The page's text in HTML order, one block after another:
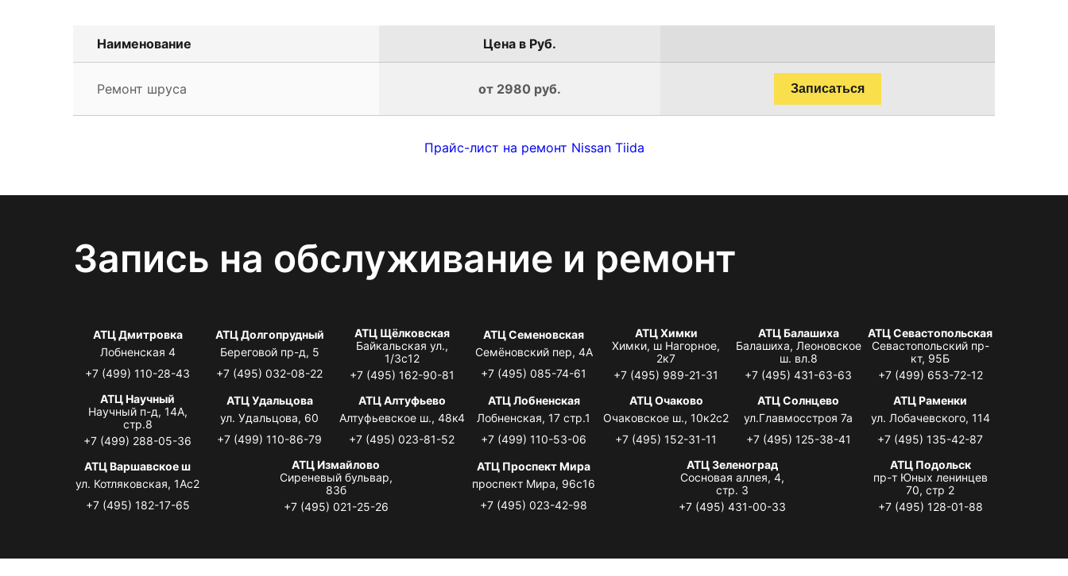
Наименование Цена в Руб.
Ремонт шруса от 2980 руб. Записаться
Прайс-лист на ремонт Nissan Tiida
Запись на обслуживание и ремонт
АТЦ Дмитровка
Лобненская 4
+7 (499) 110-28-43
АТЦ Долгопрудный
Береговой пр-д, 5
+7 (495) 032-08-22
АТЦ Щёлковская
Байкальская ул.,
1/3с12
+7 (495) 162-90-81
АТЦ Семеновская
Семёновский пер, 4А
+7 (495) 085-74-61
АТЦ Химки
Химки, ш Нагорное,
2к7
+7 (495) 989-21-31
АТЦ Балашиха
Балашиха, Леоновское
ш. вл.8
+7 (495) 431-63-63
АТЦ Севастопольская
Севастопольский пр-
кт, 95Б
+7 (499) 653-72-12
АТЦ Научный
Научный п-д, 14А,
стр.8
+7 (499) 288-05-36
АТЦ Удальцова
ул. Удальцова, 60
+7 (499) 110-86-79
АТЦ Алтуфьево
Алтуфьевское ш., 48к4
+7 (495) 023-81-52
АТЦ Лобненская
Лобненская, 17 стр.1
+7 (499) 110-53-06
АТЦ Очаково
Очаковское ш., 10к2с2
+7 (495) 152-31-11
АТЦ Солнцево
ул.Главмосстроя 7а
+7 (495) 125-38-41
АТЦ Раменки
ул. Лобачевского, 114
+7 (495) 135-42-87
АТЦ Варшавское ш
ул. Котляковская, 1Ас2
+7 (495) 182-17-65
АТЦ Измайлово
Сиреневый бульвар,
83б
+7 (495) 021-25-26
АТЦ Проспект Мира
проспект Мира, 96с16
+7 (495) 023-42-98
АТЦ Зеленоград
Сосновая аллея, 4,
стр. 3
+7 (495) 431-00-33
АТЦ Подольск
пр-т Юных ленинцев
70, стр 2
+7 (495) 128-01-88